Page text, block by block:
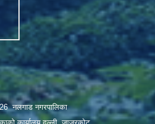
नलगाड नगरपालिका